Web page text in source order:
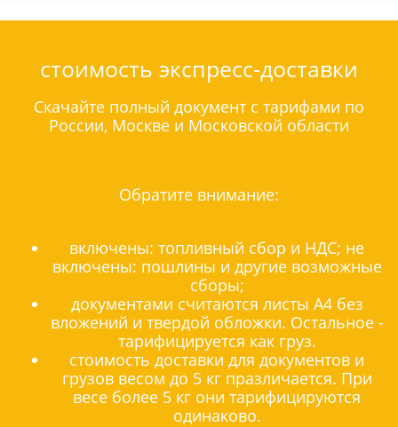
стоимость экспресс-доставки
Скачайте полный документ с тарифами по
России, Москве и Московской области
Обратите внимание:
включены: топливный сбор и НДС; не
включены: пошлины и другие возможные
сборы;
документами считаются листы А4 без
вложений и твердой обложки. Остальное -
тарифицируется как груз.
стоимость доставки для документов и
грузов весом до 5 кг празличается. При
весе более 5 кг они тарифицируются
одинаково.